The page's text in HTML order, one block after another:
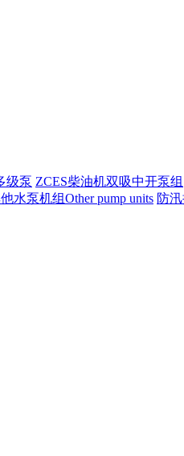
级泵 ZCES柴油机双吸中开泵组
水泵机组Other pump units 防